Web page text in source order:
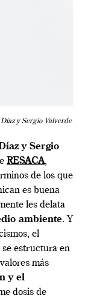
y Sergio Valverde
y Sergio
RESACA,
de los que
es buena
les delata
ambiente. Y
el
se estructura en
más
y el
dosis de